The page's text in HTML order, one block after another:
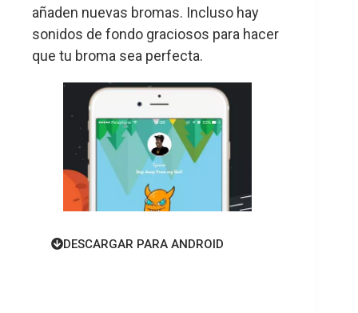
añaden nuevas bromas. Incluso hay
sonidos de fondo graciosos para hacer
que tu broma sea perfecta.
DESCARGAR PARA ANDROID